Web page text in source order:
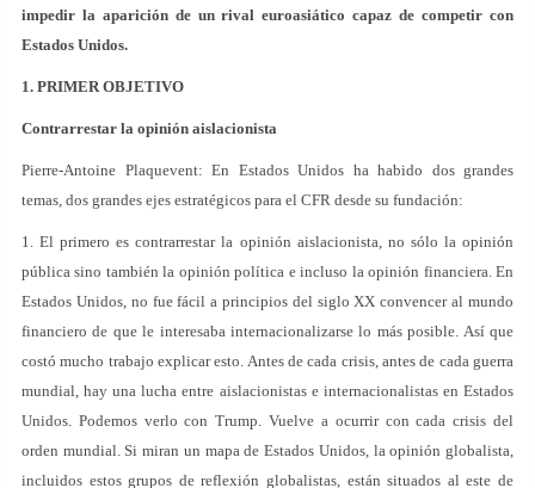
impedir la aparición de un rival euroasiático capaz de competir con
Estados Unidos.
1. PRIMER OBJETIVO
Contrarrestar la opinión aislacionista
Pierre-Antoine Plaquevent: En Estados Unidos ha habido dos grandes
temas, dos grandes ejes estratégicos para el CFR desde su fundación:
1. El primero es contrarrestar la opinión aislacionista, no sólo la opinión
pública sino también la opinión política e incluso la opinión financiera. En
Estados Unidos, no fue fácil a principios del siglo XX convencer al mundo
financiero de que le interesaba internacionalizarse lo más posible. Así que
costó mucho trabajo explicar esto. Antes de cada crisis, antes de cada guerra
mundial, hay una lucha entre aislacionistas e internacionalistas en Estados
Unidos. Podemos verlo con Trump. Vuelve a ocurrir con cada crisis del
orden mundial. Si miran un mapa de Estados Unidos, la opinión globalista,
incluidos estos grupos de reflexión globalistas, están situados al este de